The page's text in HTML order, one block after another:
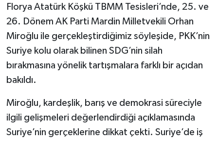
Florya Atatürk Köşkü TBMM Tesisleri’nde, 25. ve
26. Dönem AK Parti Mardin Milletvekili Orhan
Miroğlu ile gerçekleştirdiğimiz söyleşide, PKK’nin
Suriye kolu olarak bilinen SDG’nin silah
bırakmasına yönelik tartışmalara farklı bir açıdan
bakıldı.
Miroğlu, kardeşlik, barış ve demokrasi süreciyle
ilgili gelişmeleri değerlendirdiği açıklamasında
Suriye’nin gerçeklerine dikkat çekti. Suriye’de iş